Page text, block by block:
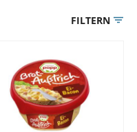
FILTERN